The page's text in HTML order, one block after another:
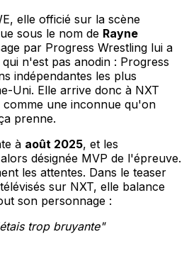
elle officié sur la scène
sous le nom de Rayne
par Progress Wrestling lui a
n'est pas anodin : Progress
indépendantes les plus
Uni. Elle arrive donc à NXT
comme une inconnue qu'on
prenne.
à août 2025, et les
désignée MVP de l'épreuve.
les attentes. Dans le teaser
sur NXT, elle balance
son personnage :
trop bruyante"